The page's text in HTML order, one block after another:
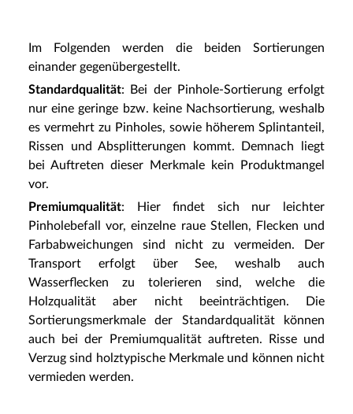
Im Folgenden werden die beiden Sortierungen
einander gegenübergestellt.
Standardqualität: Bei der Pinhole-Sortierung erfolgt
nur eine geringe bzw. keine Nachsortierung, weshalb
es vermehrt zu Pinholes, sowie höherem Splintanteil,
Rissen und Absplitterungen kommt. Demnach liegt
bei Auftreten dieser Merkmale kein Produktmangel
vor.
Premiumqualität: Hier findet sich nur leichter
Pinholebefall vor, einzelne raue Stellen, Flecken und
Farbabweichungen sind nicht zu vermeiden. Der
Transport erfolgt über See, weshalb auch
Wasserflecken zu tolerieren sind, welche die
Holzqualität aber nicht beeinträchtigen. Die
Sortierungsmerkmale der Standardqualität können
auch bei der Premiumqualität auftreten. Risse und
Verzug sind holztypische Merkmale und können nicht
vermieden werden.